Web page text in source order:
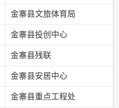
金寨县文旅体育局
金寨县投创中心
金寨县残联
金寨县安居中心
金寨县重点工程处